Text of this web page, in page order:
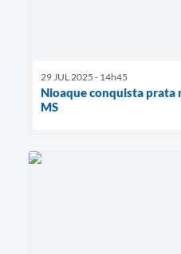
29 JUL 2025 - 14h45
Nioaque conquista prata
MS